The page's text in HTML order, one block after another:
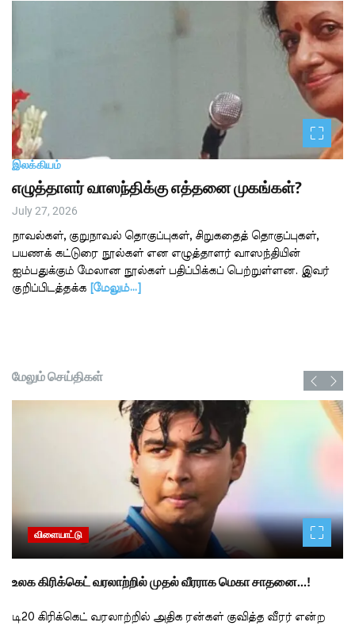
இலக்கியம்
எழுத்தாளர் வாஸந்திக்கு எத்தனை முகங்கள்?
July 27, 2026
நாவல்கள், குறுநாவல் தொகுப்புகள், சிறுகதைத் தொகுப்புகள்,
பயணக் கட்டுரை நூல்கள் என எழுத்தாளர் வாஸந்தியின்
ஐம்பதுக்கும் மேலான நூல்கள் பதிப்பிக்கப் பெற்றுள்ளன. இவர்
குறிப்பிடத்தக்க
[மேலும்…]
மேலும் செய்திகள்
விளையாட்டு
உலக கிரிக்கெட் வரலாற்றில் முதல் வீரராக மெகா சாதனை…!
டி20 கிரிக்கெட் வரலாற்றில் அதிக ரன்கள் குவித்த வீரர் என்ற